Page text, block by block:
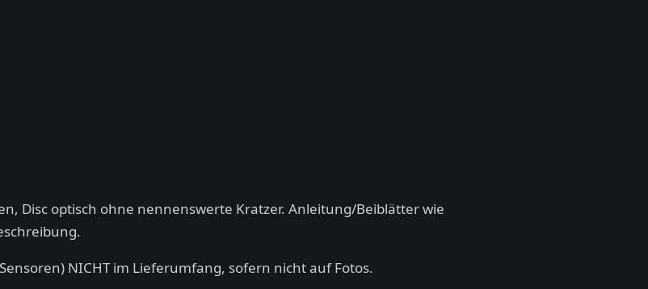
Disc optisch ohne nennenswerte Kratzer. Anleitung/Beiblätter wie
NICHT im Lieferumfang, sofern nicht auf Fotos.